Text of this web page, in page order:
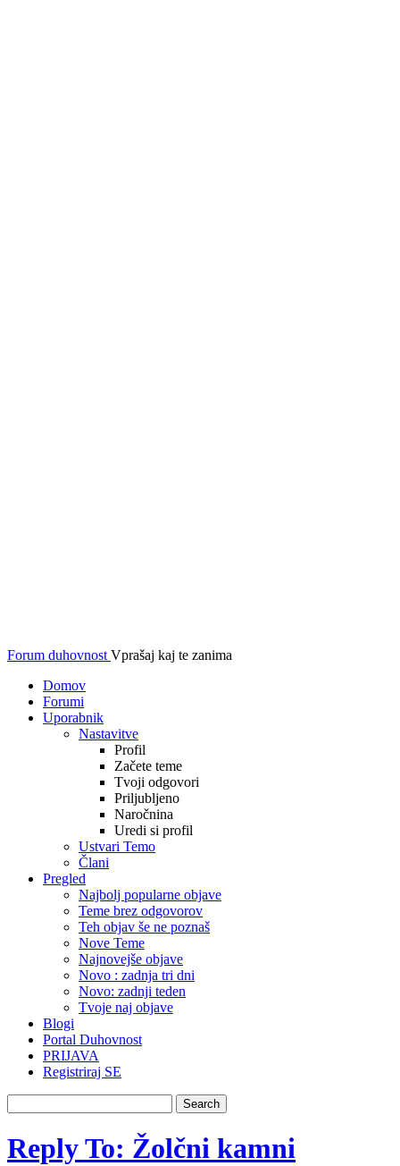
Forum duhovnost Vprašaj kaj te zanima
Domov
Forumi
Uporabnik
Nastavitve
Profil
Začete teme
Tvoji odgovori
Priljubljeno
Naročnina
Uredi si profil
Ustvari Temo
Člani
Pregled
Najbolj popularne objave
Teme brez odgovorov
Teh objav še ne poznaš
Nove Teme
Najnovejše objave
Novo : zadnja tri dni
Novo: zadnji teden
Tvoje naj objave
Blogi
Portal Duhovnost
PRIJAVA
Registriraj SE
Reply To: Žolčni kamni